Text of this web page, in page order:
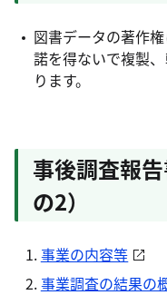
図書データの著作
諾を得ないで複製
ります。
事後調査報
の2）
事業の内容等
事業調査の結果の